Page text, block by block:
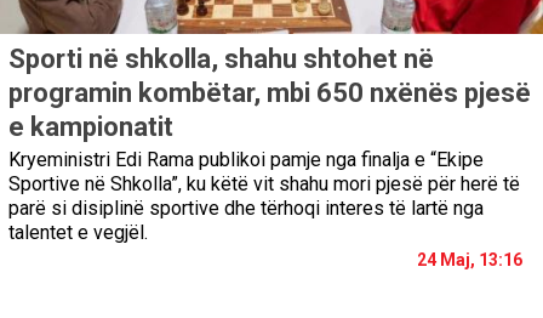
Sporti në shkolla, shahu shtohet në
programin kombëtar, mbi 650 nxënës pjesë
e kampionatit
Kryeministri Edi Rama publikoi pamje nga finalja e “Ekipe
Sportive në Shkolla”, ku këtë vit shahu mori pjesë për herë të
parë si disiplinë sportive dhe tërhoqi interes të lartë nga
talentet e vegjël.
24 Maj, 13:16